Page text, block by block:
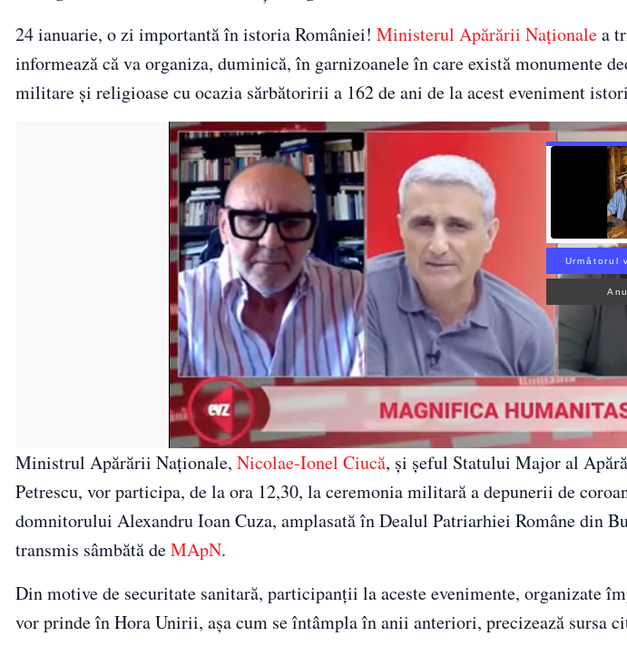
24 ianuarie, o zi importantă în istoria României! Ministerul Apărării Naționalea
informează că va organiza, duminică, în garnizoanele în care există monumente
militare şi religioase cu ocazia sărbătoririi a 162 de ani de la acest eveniment
Următorul
Ministrul Apărării Naţionale, Nicolae-Ionel Ciucă, şi şeful Statului Major al
Petrescu, vor participa, de la ora 12,30, la ceremonia militară a depunerii de
domnitorului Alexandru Ioan Cuza, amplasată în Dealul Patriarhiei Române din
transmis sâmbătă deMApN.
Din motive de securitate sanitară, participanţii la aceste evenimente, organizate
vor prinde în Hora Unirii, aşa cum se întâmpla în anii anteriori, precizează sursa